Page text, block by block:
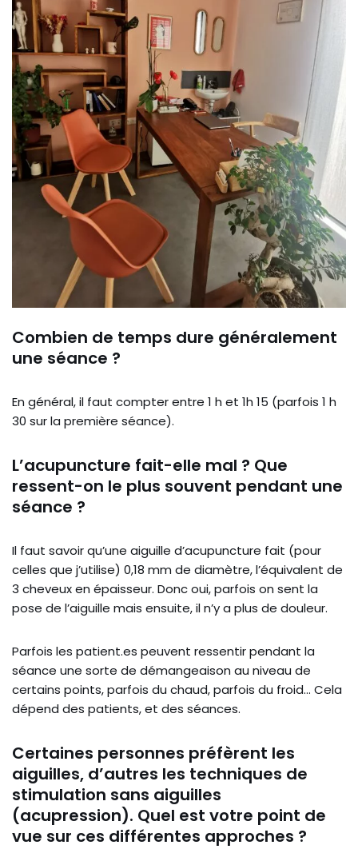
Combien de temps dure généralement
une séance ?
En général, il faut compter entre 1 h et 1h 15 (parfois 1 h
30 sur la première séance).
L’acupuncture fait-elle mal ? Que
ressent-on le plus souvent pendant une
séance ?
Il faut savoir qu’une aiguille d’acupuncture fait (pour
celles que j’utilise) 0,18 mm de diamètre, l’équivalent de
3 cheveux en épaisseur. Donc oui, parfois on sent la
pose de l’aiguille mais ensuite, il n’y a plus de douleur.
Parfois les patient.es peuvent ressentir pendant la
séance une sorte de démangeaison au niveau de
certains points, parfois du chaud, parfois du froid… Cela
dépend des patients, et des séances.
Certaines personnes préfèrent les
aiguilles, d’autres les techniques de
stimulation sans aiguilles
(acupression). Quel est votre point de
vue sur ces différentes approches ?